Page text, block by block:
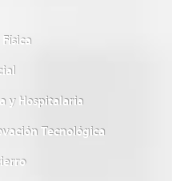
y Hospitalaria
Tecnológica